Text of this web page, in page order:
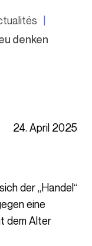
denken
24. April 2025
eine
dem Alter